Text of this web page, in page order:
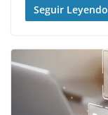
Seguir Leyendo